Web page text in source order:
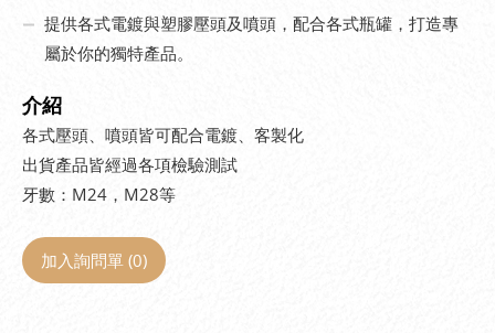
提供各式電鍍與塑膠壓頭及噴頭，配合各式瓶罐，打造專
屬於你的獨特產品。
介紹
各式壓頭、噴頭皆可配合電鍍、客製化
出貨產品皆經過各項檢驗測試
牙數：M24，M28等
加入詢問單 (0)